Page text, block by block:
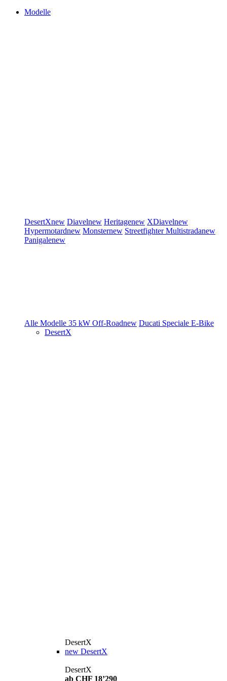
Modelle
DesertXnew Diavelnew Heritagenew XDiavelnew
Hypermotardnew Monsternew StreetfighterMultistradanew
Panigalenew
Alle Modelle 35 kW Off-Roadnew Ducati Speciale E-Bike
DesertX
DesertX
new DesertX
DesertX
ab CHF 18’290